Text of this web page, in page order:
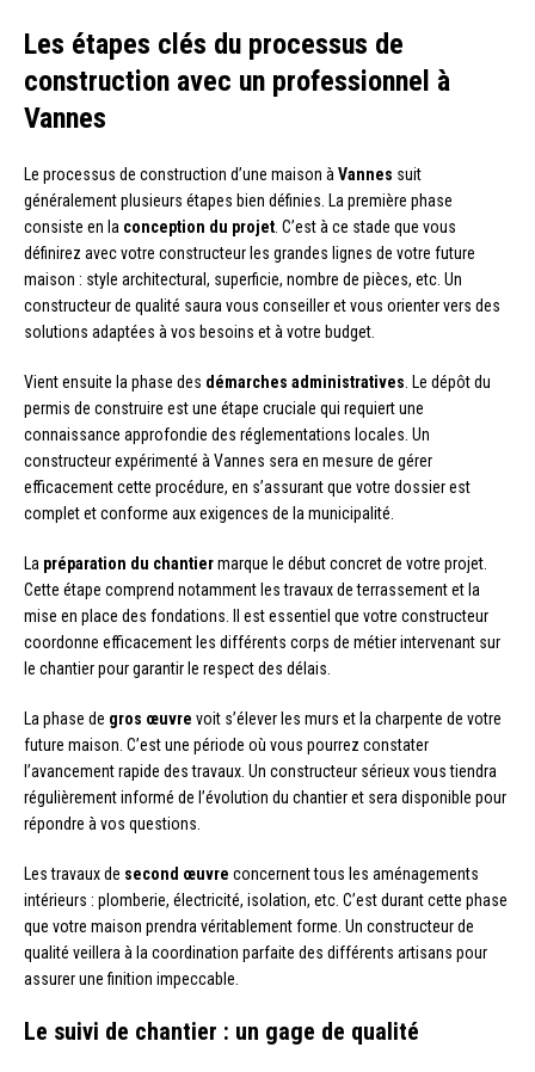
Les étapes clés du processus de
construction avec un professionnel à
Vannes
Le processus de construction d’une maison à Vannes suit
généralement plusieurs étapes bien définies. La première phase
consiste en la conception du projet . C’est à ce stade que vous
définirez avec votre constructeur les grandes lignes de votre future
maison : style architectural, superficie, nombre de pièces, etc. Un
constructeur de qualité saura vous conseiller et vous orienter vers des
solutions adaptées à vos besoins et à votre budget.
Vient ensuite la phase des démarches administratives . Le dépôt du
permis de construire est une étape cruciale qui requiert une
connaissance approfondie des réglementations locales. Un
constructeur expérimenté à Vannes sera en mesure de gérer
efficacement cette procédure, en s’assurant que votre dossier est
complet et conforme aux exigences de la municipalité.
La préparation du chantiermarque le début concret de votre projet.
Cette étape comprend notamment les travaux de terrassement et la
mise en place des fondations. Il est essentiel que votre constructeur
coordonne efficacement les différents corps de métier intervenant sur
le chantier pour garantir le respect des délais.
La phase de gros œuvre voit s’élever les murs et la charpente de votre
future maison. C’est une période où vous pourrez constater
l’avancement rapide des travaux. Un constructeur sérieux vous tiendra
régulièrement informé de l’évolution du chantier et sera disponible pour
répondre à vos questions.
Les travaux de second œuvre concernent tous les aménagements
intérieurs : plomberie, électricité, isolation, etc. C’est durant cette phase
que votre maison prendra véritablement forme. Un constructeur de
qualité veillera à la coordination parfaite des différents artisans pour
assurer une finition impeccable.
Le suivi de chantier : un gage de qualité